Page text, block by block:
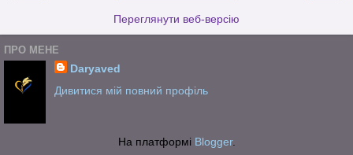
Переглянути веб-версію
ПРО МЕНЕ
Daryaved
Дивитися мій повний профіль
На платформі Blogger.